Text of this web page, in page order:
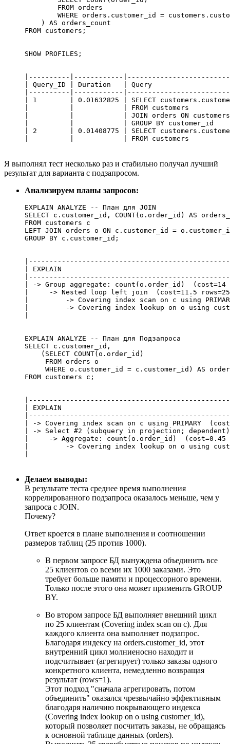
        FROM orders
WHERE orders.customer_id =
    ) AS orders_count
FROM customers;
|----------|------------
| Query_ID | Duration   | Query
|----------|------------
| 1        | 0.01632825 | SELECT
|          |            | FROM
|          |            | JOIN orders ON
|          |            | GROUP BY
| 2        | 0.01408775 | SELECT
Я выполнял тест несколько раз и стабильно получал лучший
результат для варианта с подзапросом.
Анализируем планы запросов:
EXPLAIN ANALYZE -- План для JOIN
SELECT c.customer_id, COUNT(o.order_id) AS
FROM customers c
LEFT JOIN orders o ON c.customer_id =
| EXPLAIN
| -> Group aggregate: count(o.order_id)
|     -> Nested loop left join  (cost=11.5
|         -> Covering index scan on c using
|         -> Covering index lookup on o using
EXPLAIN ANALYZE -- План для Подзапроса
SELECT c.customer_id,
    (SELECT COUNT(o.order_id)
     FROM orders o
WHERE o.customer_id = c.customer_id) AS
| EXPLAIN
| -> Covering index scan on c using
| -> Select #2 (subquery in
|     -> Aggregate: count(o.order_id)
|         -> Covering index lookup on o using
Делаем выводы:
В результате теста среднее время выполнения
коррелированного подзапроса оказалось меньше, чем у
запроса с JOIN.
Почему?
Ответ кроется в плане выполнения и соотношении
размеров таблиц (25 против 1000).
В первом запросе БД вынуждена объединить все
25 клиентов со всеми их 1000 заказами. Это
требует больше памяти и процессорного времени.
Только после этого она может применить GROUP
BY.
Во втором запросе БД выполняет внешний цикл
по 25 клиентам (Covering index scan on c). Для
каждого клиента она выполняет подзапрос.
Благодаря индексу на orders.customer_id, этот
внутренний цикл молниеносно находит и
подсчитывает (агрегирует) только заказы одного
конкретного клиента, немедленно возвращая
результат (rows=1).
Этот подход "сначала агрегировать, потом
объединить" оказался чрезвычайно эффективным
благодаря наличию покрывающего индекса
(Covering index lookup on o using customer_id),
который позволяет посчитать заказы, не обращаясь
к основной таблице данных (orders).